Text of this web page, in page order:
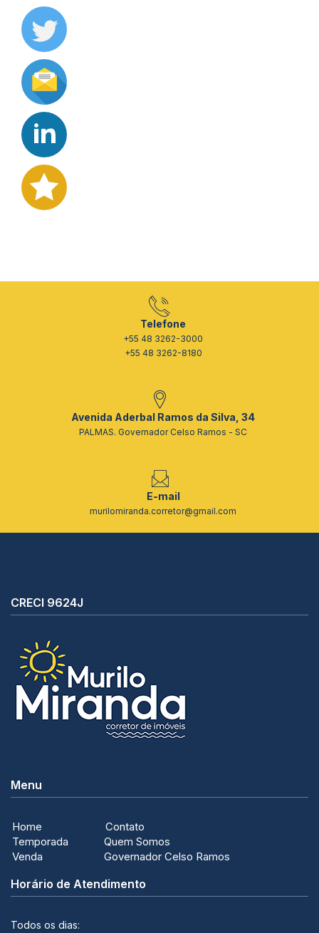
Telefone
+55 48 3262-3000
+55 48 3262-8180
Avenida Aderbal Ramos da Silva, 34
PALMAS. Governador Celso Ramos - SC
E-mail
murilomiranda.corretor@gmail.com
CRECI 9624J
Menu
Home
Temporada
Venda
Contato
Quem Somos
Governador Celso Ramos
Horário de Atendimento
Todos os dias: